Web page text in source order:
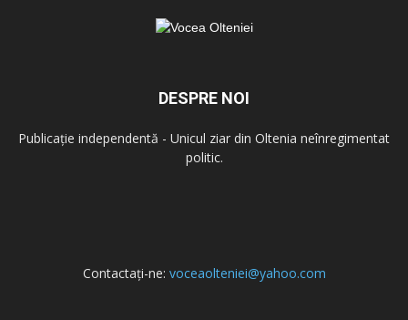
DESPRE NOI
Publicație independentă - Unicul ziar din Oltenia neînregimentat
politic.
Contactați-ne: voceaolteniei@yahoo.com